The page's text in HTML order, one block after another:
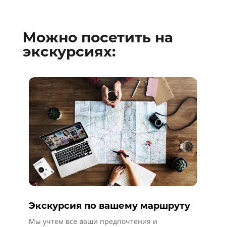
Можно посетить на
экскурсиях:
Экскурсия по вашему маршруту
Мы учтем все ваши предпочтения и